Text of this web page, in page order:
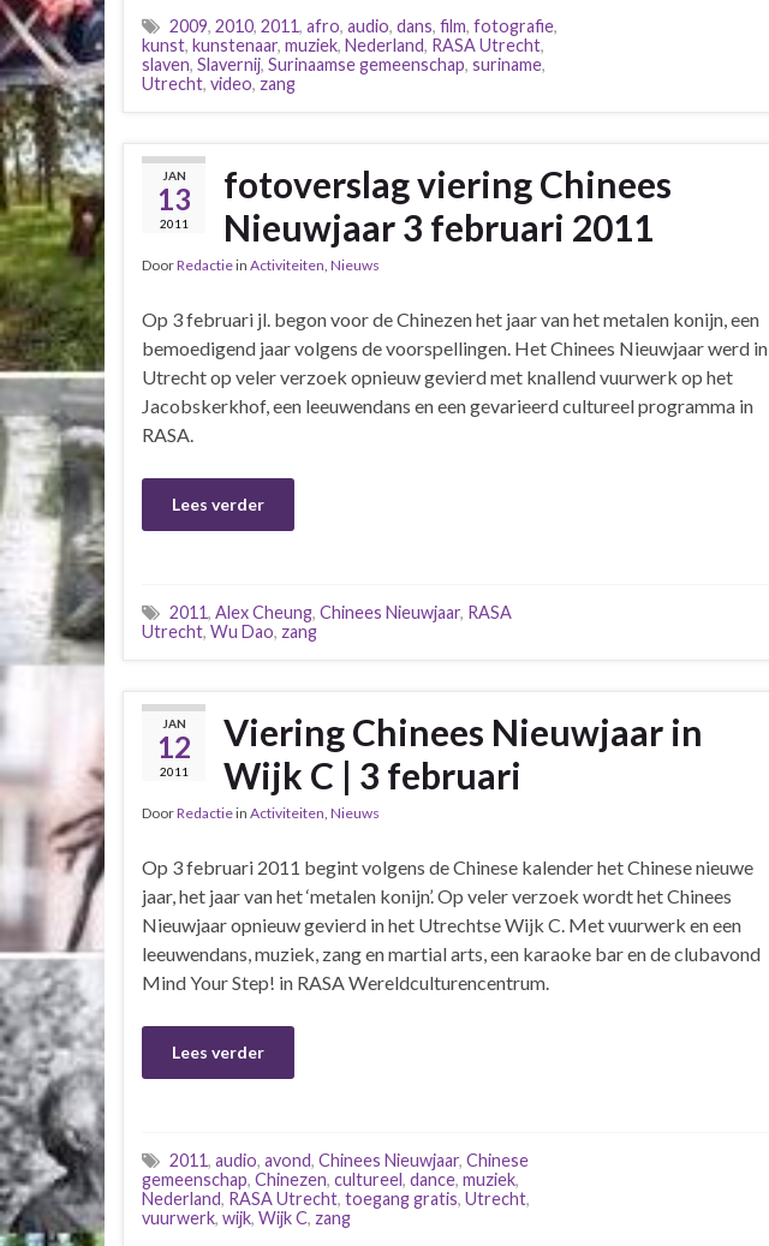
2009, 2010, 2011, afro, audio, dans, film, fotografie,
kunst, kunstenaar, muziek, Nederland, RASA Utrecht,
slaven, Slavernij, Surinaamse gemeenschap, suriname,
Utrecht, video, zang
JAN
13
2011
fotoverslag viering Chinees
Nieuwjaar 3 februari 2011
DoorRedactiein Activiteiten, Nieuws
Op 3 februari jl. begon voor de Chinezen het jaar van het metalen konijn, een
bemoedigend jaar volgens de voorspellingen. Het Chinees Nieuwjaar werd in
Utrecht op veler verzoek opnieuw gevierd met knallend vuurwerk op het
Jacobskerkhof, een leeuwendans en een gevarieerd cultureel programma in
RASA.
Lees verder
2011, Alex Cheung, Chinees Nieuwjaar, RASA
Utrecht, Wu Dao, zang
JAN
12
2011
Viering Chinees Nieuwjaar in
Wijk C | 3 februari
DoorRedactiein Activiteiten, Nieuws
Op 3 februari 2011 begint volgens de Chinese kalender het Chinese nieuwe
jaar, het jaar van het ‘metalen konijn’. Op veler verzoek wordt het Chinees
Nieuwjaar opnieuw gevierd in het Utrechtse Wijk C. Met vuurwerk en een
leeuwendans, muziek, zang en martial arts, een karaoke bar en de clubavond
Mind Your Step! in RASA Wereldculturencentrum.
Lees verder
2011, audio, avond, Chinees Nieuwjaar, Chinese
gemeenschap, Chinezen, cultureel, dance, muziek,
Nederland, RASA Utrecht, toegang gratis, Utrecht,
vuurwerk, wijk, Wijk C, zang